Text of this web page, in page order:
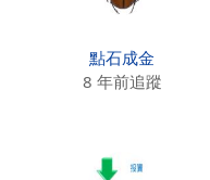
點石成金
8 年前追蹤